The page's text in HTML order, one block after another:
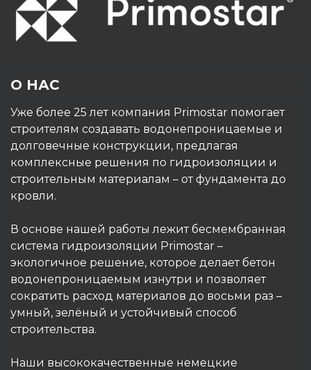
О НАС
Уже более 25 лет компания Primostar помогает
строителям создавать водонепроницаемые и
долговечные конструкции, предлагая
комплексные решения по гидроизоляции и
строительным материалам – от фундамента до
кровли.
В основе нашей работы лежит бесмембранная
система гидроизоляции Primostar –
экологичное решение, которое делает бетон
водонепроницаемым изнутри и позволяет
сократить расход материалов до восьми раз –
умный, зелёный и устойчивый способ
строительства.
Наши высококачественные немецкие